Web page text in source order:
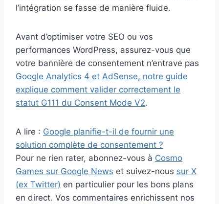
l’intégration se fasse de manière fluide.
Avant d’optimiser votre SEO ou vos
performances WordPress, assurez-vous que
votre bannière de consentement n’entrave pas
Google Analytics 4 et AdSense, notre guide
explique comment valider correctement le
statut G111 du Consent Mode V2.
A lire : Google planifie-t-il de fournir une
solution complète de consentement ?
Pour ne rien rater, abonnez-vous à Cosmo
Games sur Google News et suivez-nous sur X
(ex Twitter) en particulier pour les bons plans
en direct. Vos commentaires enrichissent nos